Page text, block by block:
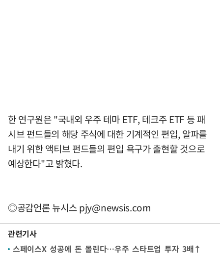
한 연구원은 "국내외 우주 테마 ETF, 테크주 ETF 등 패
시브 펀드들의 해당 주식에 대한 기계적인 편입, 알파를
내기 위한 액티브 펀드들의 편입 욕구가 출현할 것으로
예상한다"고 밝혔다.
◎공감언론 뉴시스pjy@newsis.com
관련기사
스페이스X 성공에 돈 몰린다…우주 스타트업 투자 3배↑